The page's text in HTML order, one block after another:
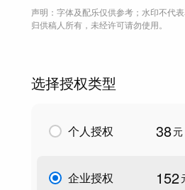
声明：字体及配乐仅供参考；水印不代
归供稿人所有，未经许可请勿使用。
选择授权类型
个人授权 38元
企业授权 152